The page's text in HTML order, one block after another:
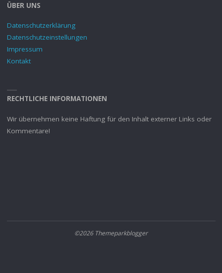
ÜBER UNS
Datenschutzerklärung
Datenschutzeinstellungen
Impressum
Kontakt
RECHTLICHE INFORMATIONEN
Wir übernehmen keine Haftung für den Inhalt externer Links oder
Kommentare!
©2026 Themeparkblogger